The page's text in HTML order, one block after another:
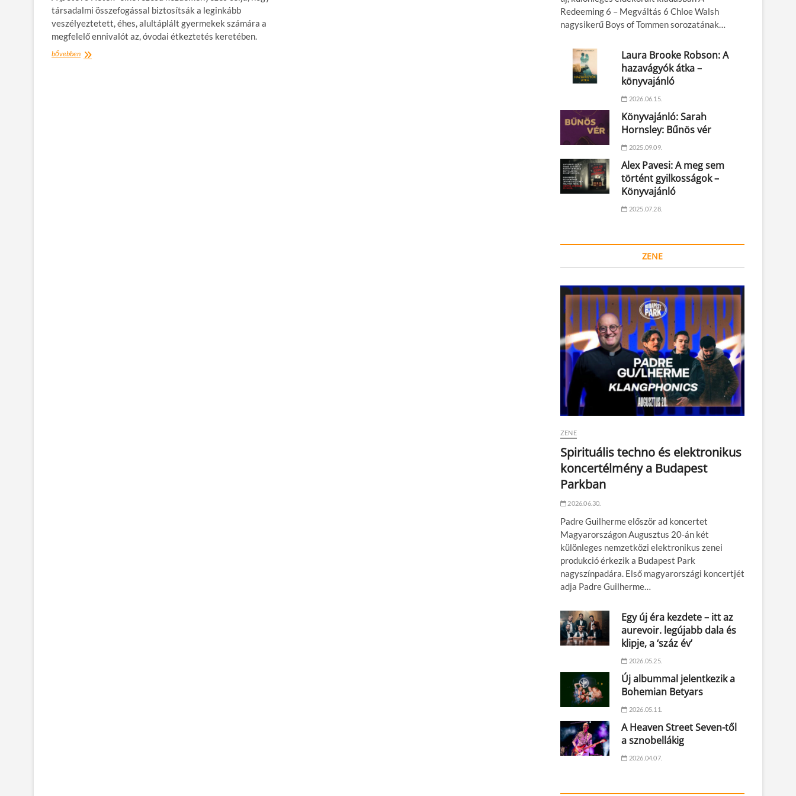
rászoruló
gyermekeken
társadalmi összefogással biztosítsák a leginkább
veszélyeztetett, éhes, alultáplált gyermekek számára a
megfelelő ennivalót az, óvodai étkeztetés keretében.
bővebben„Jótevő
Redeeming 6 – Megváltás 6 Chloe Walsh
nagysikerű Boys of Tommen sorozatának…
Laura Brooke Robson: A
hazavágyók átka –
könyvajánló
2026.06.15.
Könyvajánló: Sarah
Hornsley: Bűnös vér
2025.09.09.
Alex Pavesi: A meg sem
történt gyilkosságok –
Könyvajánló
2025.07.28.
ZENE
ZENE
Spirituális techno és elektronikus
koncertélmény a Budapest
Parkban
2026.06.30.
Padre Guilherme először ad koncertet
Magyarországon Augusztus 20-án két
különleges nemzetközi elektronikus zenei
produkció érkezik a Budapest Park
nagyszínpadára. Első magyarországi koncertjét
adja Padre Guilherme…
Egy új éra kezdete – itt az
aurevoir. legújabb dala és
klipje, a ‘száz év’
2026.05.25.
Új albummal jelentkezik a
Bohemian Betyars
2026.05.11.
A Heaven Street Seven-től
a sznobellákig
2026.04.07.